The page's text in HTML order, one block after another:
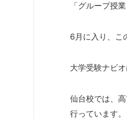
「グループ授
6月に入り、こ
大学受験ナビ
仙台校では、
行っています。